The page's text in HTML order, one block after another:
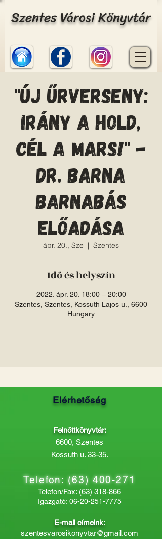
Szentes Városi Könyvtár
"Új űrverseny:
irány a Hold,
cél a Mars!" -
Dr. Barna
Barnabás
előadása
ápr. 20., Sze
  |
Szentes
Idő és helyszín
2022. ápr. 20. 18:00 – 20:00
Szentes, Szentes, Kossuth Lajos u., 6600
Hungary
Elérhetőség
Felnőttkönyvtár:
6600, Szentes
Kossuth u. 33-35.
Telefon:(63) 400-271
Telefon/Fax: (63) 318-866
Igazgató: 06-20-251-7775
E-mail címeink:
szentesvarosikonyvtar@gmail.com